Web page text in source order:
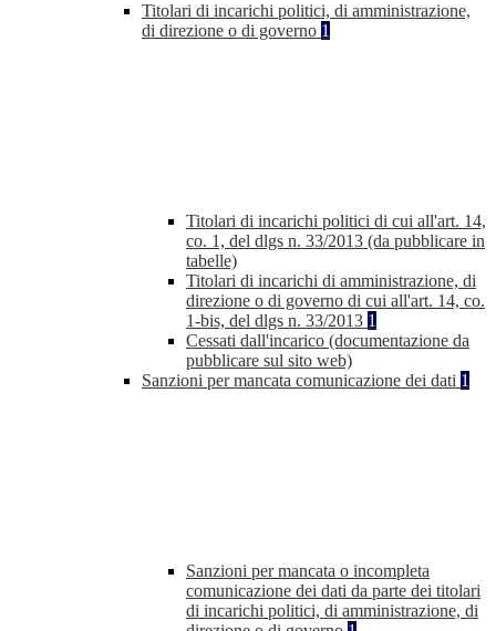
Titolari di incarichi politici, di amministrazione,
di direzione o di governo 1
Titolari di incarichi politici di cui all'art. 14,
co. 1, del dlgs n. 33/2013 (da pubblicare in
tabelle)
Titolari di incarichi di amministrazione, di
direzione o di governo di cui all'art. 14, co.
1-bis, del dlgs n. 33/2013 1
Cessati dall'incarico (documentazione da
pubblicare sul sito web)
Sanzioni per mancata comunicazione dei dati 1
Sanzioni per mancata o incompleta
comunicazione dei dati da parte dei titolari
di incarichi politici, di amministrazione, di